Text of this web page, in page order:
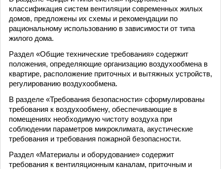
классификация систем вентиляции современных жилых
домов, предложены их схемы и рекомендации по
рациональному использованию в зависимости от типа
жилого дома.
Раздел «Общие технические требования» содержит
положения, определяющие организацию воздухообмена в
квартире, расположение приточных и вытяжных устройств,
регулированию воздухообмена.
В разделе «Требования безопасности» сформулированы
требования к воздухообмену, обеспечивающие в
помещениях необходимую чистоту воздуха при
соблюдении параметров микроклимата, акустические
требования и требования пожарной безопасности.
Раздел «Материалы и оборудование» содержит
требования к вентиляционным каналам, приточным и